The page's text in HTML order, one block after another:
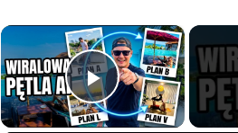
×
Play Video